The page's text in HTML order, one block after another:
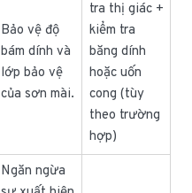
Bảo vệ độ
bám dính và
lớp bảo vệ
của sơn mài.
tra thị giác +
kiểm tra
băng dính
hoặc uốn
cong (tùy
theo trường
hợp)
Ngăn ngừa